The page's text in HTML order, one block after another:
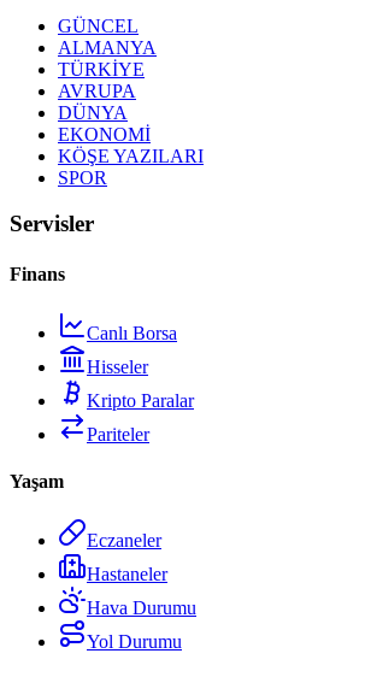
GÜNCEL
ALMANYA
TÜRKİYE
AVRUPA
DÜNYA
EKONOMİ
KÖŞE YAZILARI
SPOR
Servisler
Finans
Canlı Borsa
Hisseler
Kripto Paralar
Pariteler
Yaşam
Eczaneler
Hastaneler
Hava Durumu
Yol Durumu